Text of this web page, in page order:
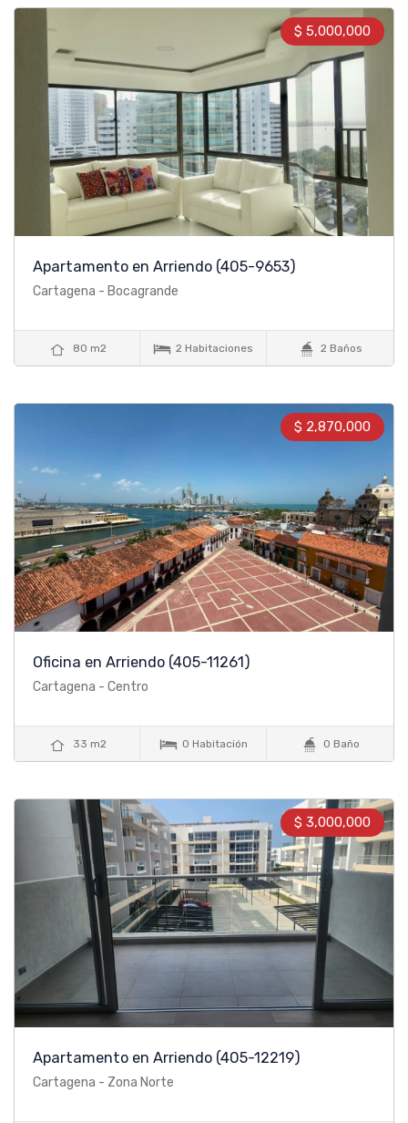
$ 5,000,000
Apartamento en Arriendo (405-9653)
Cartagena - Bocagrande
 80 m2  2 Habitaciones  2 Baños
$ 2,870,000
Oficina en Arriendo (405-11261)
Cartagena - Centro
 33 m2  0 Habitación  0 Baño
$ 3,000,000
Apartamento en Arriendo (405-12219)
Cartagena - Zona Norte